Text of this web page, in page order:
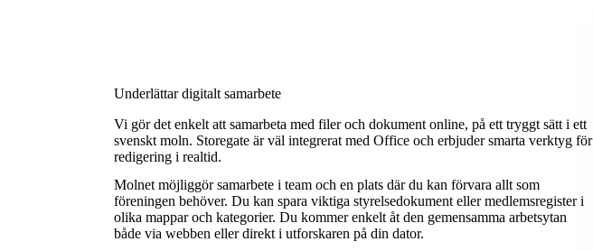
Underlättar digitalt samarbete
Vi gör det enkelt att samarbeta med fileroch dokument online, på ett tryggt sätt i ett
svenskt moln. Storegate är väl integrerat med Office och erbjuder smarta verktyg för
redigering i realtid.
Molnet möjliggör samarbete i team och en plats där du kan förvara allt som
föreningen behöver. Du kan spara viktiga styrelsedokument eller medlemsregister i
olika mappar och kategorier. Du kommer enkelt åt den gemensamma arbetsytan
både via webben eller direkt i utforskaren på din dator.